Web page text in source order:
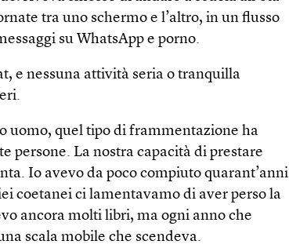
tra uno schermo e l’altro, in un flusso
su WhatsApp e porno.
e nessuna attività seria o tranquilla
uomo, quel tipo di frammentazione ha
persone. La nostra capacità di prestare
Io avevo da poco compiuto quarant’anni
coetanei ci lamentavamo di aver perso la
ancora molti libri, ma ogni anno che
scala mobile che scendeva.